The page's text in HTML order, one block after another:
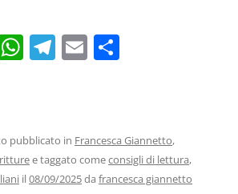
W
A
p
T
a
m
E
vi
di
pubblicato in Francesca Giannetto,
e taggato comeconsigli di lettura,
il08/09/2025da francesca giannetto